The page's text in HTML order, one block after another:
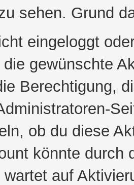
sehen. Grund
eingeloggt
die gewünschte
Berechtigung,
ob du diese
könnte durch
wartet auf